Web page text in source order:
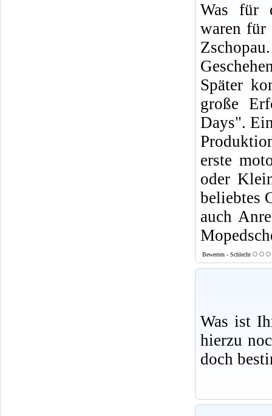
Was für
waren für
Später
große
Days".
erste
oder
beliebtes
auch
Bewerten - Schlecht
Was ist
hierzu
doch